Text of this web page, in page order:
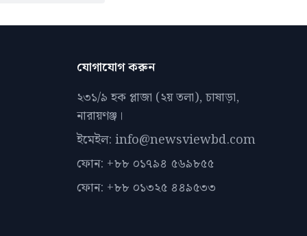
যোগাযোগ করুন
২৩১/৯ হক প্লাজা (২য় তলা), চাষাড়া,
নারায়ণঞ্জ।
ইমেইল: info@newsviewbd.com
ফোন: +৮৮ ০১৭৯৪ ৫৬৯৮৫৫
ফোন: +৮৮ ০১৩২৫ ৪৪৯৫৩৩